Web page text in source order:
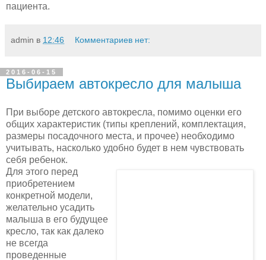
пациента.
admin в 12:46 Комментариев нет:
2016-06-15
Выбираем автокресло для малыша
При выборе детского автокресла, помимо оценки его
общих характеристик (типы креплений, комплектация,
размеры посадочного места, и прочее) необходимо
учитывать, насколько удобно будет в нем чувствовать
себя ребенок.
Для этого перед
приобретением
конкретной модели,
желательно усадить
малыша в его будущее
кресло, так как далеко
не всегда
проведенные